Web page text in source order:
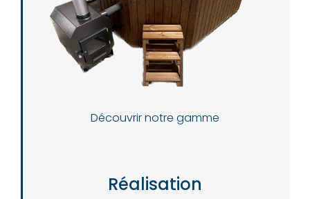
Découvrir notre gamme
Réalisation